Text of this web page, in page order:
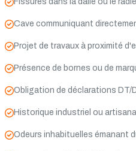
Cave communiquant
Projet de travaux à proximité
Présence de bornes ou de
Obligation de déclarations DT/
Historique industriel ou
Odeurs inhabituelles émanant